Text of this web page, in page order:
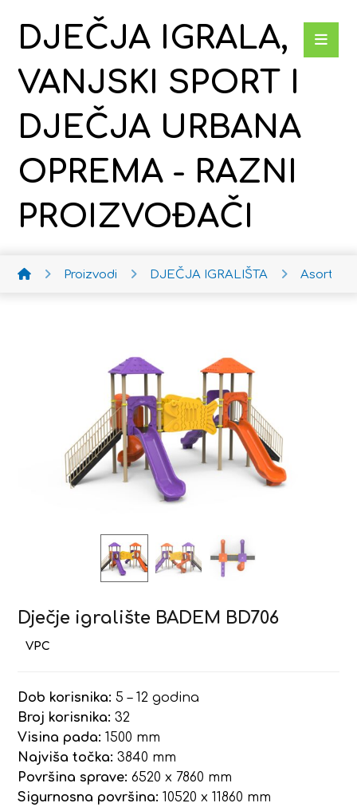
DJEČJA IGRALA,
VANJSKI SPORT I
DJEČJA URBANA
OPREMA - RAZNI
PROIZVOĐAČI
Proizvodi DJEČJA IGRALIŠTA
Dječje igralište BADEM BD706
Dob korisnika: 5 – 12 godina
Broj korisnika: 32
Visina pada: 1500 mm
Najviša točka: 3840 mm
Površina sprave: 6520 x 7860 mm
Sigurnosna površina: 10520 x 11860 mm